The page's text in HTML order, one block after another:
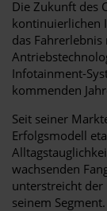
Die Zukunft des
kontinuierlichen
das
Infotainment-
kommenden
Seit seiner
Erfolgsmodell
wachsenden
unterstreicht der
seinem Segment.